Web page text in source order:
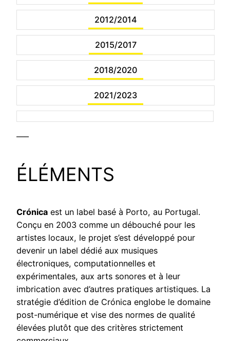
2012/2014
2015/2017
2018/2020
2021/2023
—–
ÉLÉMENTS
Crónica est un label basé à Porto, au Portugal.
Conçu en 2003 comme un débouché pour les
artistes locaux, le projet s’est développé pour
devenir un label dédié aux musiques
électroniques, computationnelles et
expérimentales, aux arts sonores et à leur
imbrication avec d’autres pratiques artistiques. La
stratégie d’édition de Crónica englobe le domaine
post-numérique et vise des normes de qualité
élevées plutôt que des critères strictement